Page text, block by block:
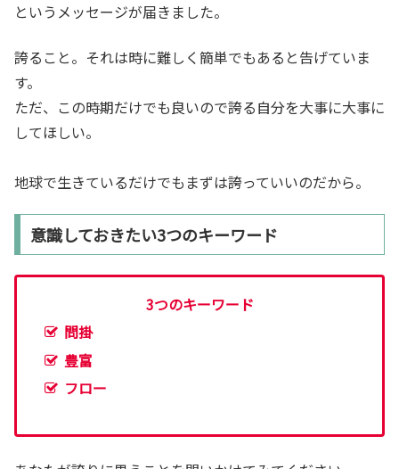
というメッセージが届きました。
誇ること。それは時に難しく簡単でもあると告げていま
す。
ただ、この時期だけでも良いので誇る自分を大事に大事に
してほしい。
地球で生きているだけでもまずは誇っていいのだから。
意識しておきたい3つのキーワード
3つのキーワード
問掛
豊富
フロー